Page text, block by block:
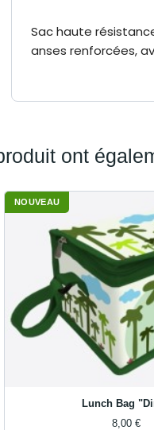
Sac haute
anses renforcées,
ont
Lunch Bag
8,00 €
NOUVEAU